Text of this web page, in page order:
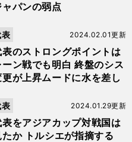
パンの弱点
表のストロングポイントは
ン戦でも明白 終盤のシス
が上昇ムードに水を差し
2024.02.01更新
表
表をアジアカップ対戦国は
たか トルシエが指摘する
2024.01.29更新
表